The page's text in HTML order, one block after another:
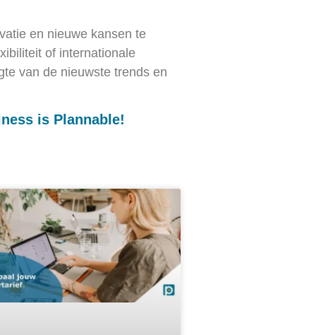
en nieuwe kansen te
of internationale
van de nieuwste trends en
is Plannable!